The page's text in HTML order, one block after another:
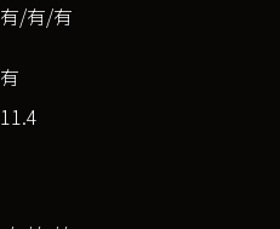
有/有/有
有
11.4